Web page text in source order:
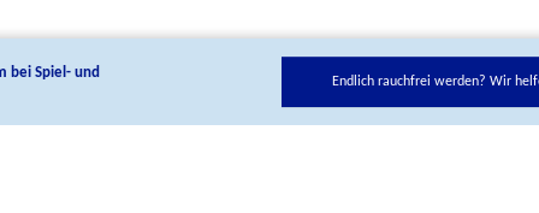
bei Spiel- und
Endlich rauchfrei werden? Wir